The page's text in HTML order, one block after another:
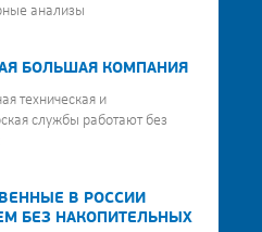
анализы
БОЛЬШАЯ КОМПАНИЯ
техническая и
службы работают без
В РОССИИ
БЕЗ НАКОПИТЕЛЬНЫХ